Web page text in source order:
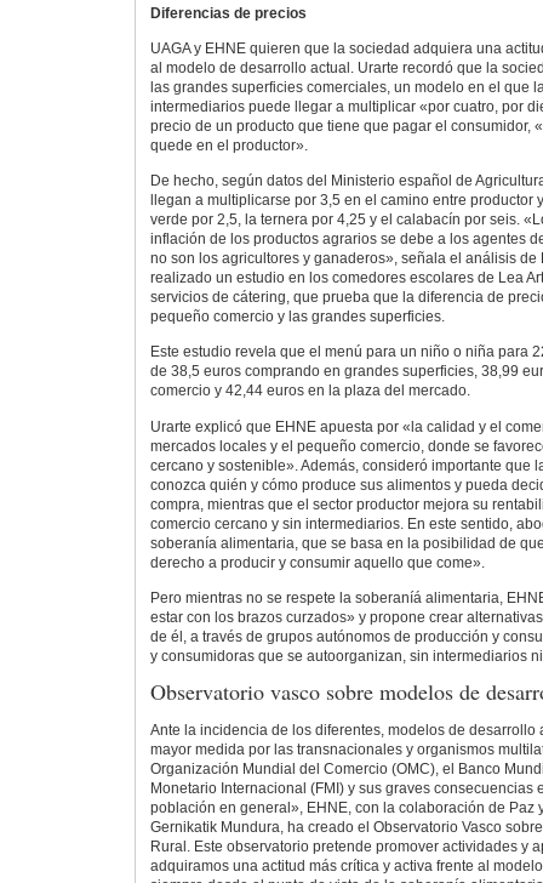
Diferencias de precios
UAGA y EHNE quieren que la sociedad adquiera una
al modelo de desarrollo actual. Urarte recordó que la
las grandes superficies comerciales, un modelo en el que
intermediarios puede llegar a multiplicar «por cuatro, por
precio de un producto que tiene que pagar el consumidor,
quede en el productor».
De hecho, según datos del Ministerio español de
llegan a multiplicarse por 3,5 en el camino entre productor
verde por 2,5, la ternera por 4,25 y el calabacín por seis.
inflación de los productos agrarios se debe a los agentes
no son los agricultores y ganaderos», señala el análisis de
realizado un estudio en los comedores escolares de Lea
servicios de cátering, que prueba que la diferencia de
pequeño comercio y las grandes superficies.
Este estudio revela que el menú para un niño o niña para
de 38,5 euros comprando en grandes superficies, 38,99
comercio y 42,44 euros en la plaza del mercado.
Urarte explicó que EHNE apuesta por «la calidad y el
mercados locales y el pequeño comercio, donde se
cercano y sostenible». Además, consideró importante que
conozca quién y cómo produce sus alimentos y pueda
compra, mientras que el sector productor mejora su
comercio cercano y sin intermediarios. En este sentido,
soberanía alimentaria, que se basa en la posibilidad de
derecho a producir y consumir aquello que come».
Pero mientras no se respete la soberaníá alimentaria,
estar con los brazos curzados» y propone crear
de él, a través de grupos autónomos de producción y
y consumidoras que se autoorganizan, sin intermediarios
Observatorio vasco sobre modelos de
Ante la incidencia de los diferentes, modelos de desarrollo
mayor medida por las transnacionales y organismos
Organización Mundial del Comercio (OMC), el Banco
Monetario Internacional (FMI) y sus graves consecuencias
población en general», EHNE, con la colaboración de Paz
Gernikatik Mundura, ha creado el Observatorio Vasco
Rural. Este observatorio pretende promover actividades y
adquiramos una actitud más crítica y activa frente al